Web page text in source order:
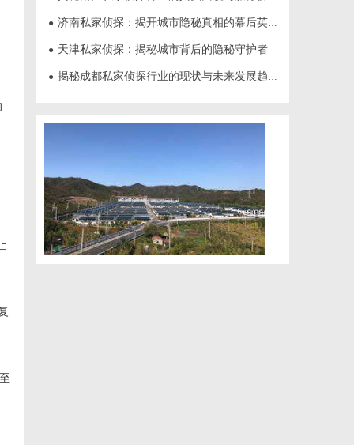
● 济南私家侦探：揭开城市隐秘真相的幕后英雄
● 天津私家侦探：揭秘城市背后的隐秘守护者
● 揭秘成都私家侦探行业的现状与未来发展趋势